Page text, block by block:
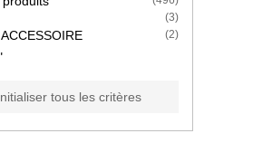
(3)
(2)
tous les critères